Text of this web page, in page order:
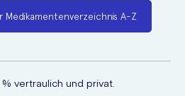
Medikamentenverzeichnis A-Z
vertraulich und privat.